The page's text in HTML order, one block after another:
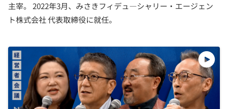
主宰。 2022年3月、みさきフィデュ―シャリー・エージェン
ト株式会社 代表取締役に就任。